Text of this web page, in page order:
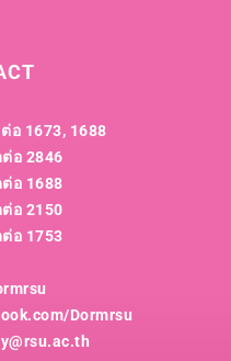
อ 1673, 1688
อ 2846
อ 1688
อ 2150
อ 1753
Dormrsu